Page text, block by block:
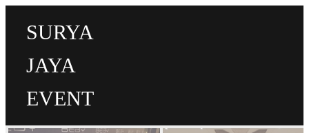
SURYA
JAYA
EVENT